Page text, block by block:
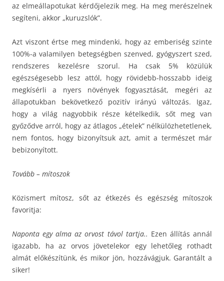
az elmeállapotukat kérdőjelezik meg. Ha meg merészelnek
segíteni, akkor „kuruzslók”.
Azt viszont értse meg mindenki, hogy az emberiség szinte
100%-a valamilyen betegségben szenved, gyógyszert szed,
rendszeres kezelésre szorul. Ha csak 5% közülük
egészségesebb lesz attól, hogy rövidebb-hosszabb ideig
megkísérli a nyers növények fogyasztását, megéri az
állapotukban bekövetkező pozitív irányú változás. Igaz,
hogy a világ nagyobbik része kételkedik, sőt meg van
győződve arról, hogy az átlagos „ételek” nélkülözhetetlenek,
nem fontos, hogy bizonyítsuk azt, amit a természet már
bebizonyított.
Tovább – mítoszok
Közismert mítosz, sőt az étkezés és egészség mítoszok
favoritja:
Naponta egy alma az orvost távol tartja.. Ezen állítás annál
igazabb, ha az orvos jövetelekor egy lehetőleg rothadt
almát előkészítünk, és mikor jön, hozzávágjuk. Garantált a
siker!